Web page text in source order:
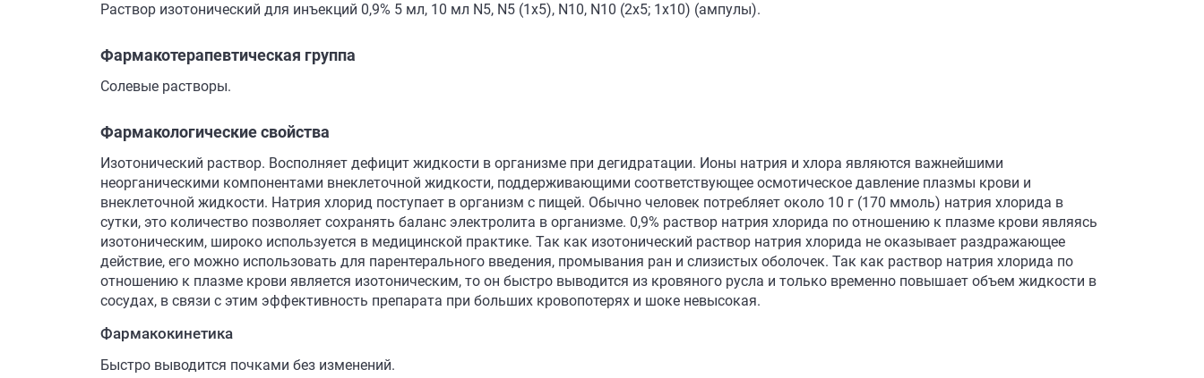
Раствор изотонический для инъекций 0,9% 5 мл, 10 мл N5, N5 (1х5), N10, N10 (2х5; 1х10) (ампулы).
Фармакотерапевтическая группа
Солевые растворы.
Фармакологические свойства
Изотонический раствор. Восполняет дефицит жидкости в организме при дегидратации. Ионы натрия и хлора являются важнейшими
неорганическими компонентами внеклеточной жидкости, поддерживающими соответствующее осмотическое давление плазмы крови и
внеклеточной жидкости. Натрия хлорид поступает в организм с пищей. Обычно человек потребляет около 10 г (170 ммоль) натрия хлорида в
сутки, это количество позволяет сохранять баланс электролита в организме. 0,9% раствор натрия хлорида по отношению к плазме крови являясь
изотоническим, широко используется в медицинской практике. Так как изотонический раствор натрия хлорида не оказывает раздражающее
действие, его можно использовать для парентерального введения, промывания ран и слизистых оболочек. Так как раствор натрия хлорида по
отношению к плазме крови является изотоническим, то он быстро выводится из кровяного русла и только временно повышает объем жидкости в
сосудах, в связи с этим эффективность препарата при больших кровопотерях и шоке невысокая.
Фармакокинетика
Быстро выводится почками без изменений.